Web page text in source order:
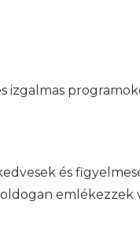
izgalmas
és
emlékezzek